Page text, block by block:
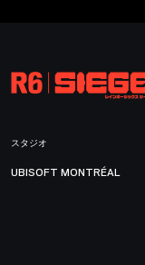
スタジオ
UBISOFT MONTRÉAL